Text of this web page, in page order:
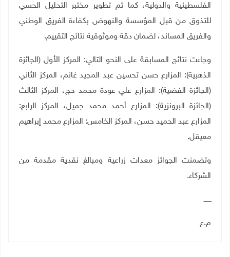
الفلسطينية والدولية، كما تم تطوير مختبر التحليل الحسي
للتذوق من قبل المؤسسة والنهوض بكفاءة الفريق الوطني
والفريق المساند، لضمان دقة وموثوقية نتائج التقييم.
وجاءت نتائج المسابقة على النحو التالي: المركز الأول (الجائزة
الذهبية): المزارع حسن تحسين عبد المجيد غانم، المركز الثاني
(الجائزة الفضية): المزارع علي عودة محمد حج، المركز الثالث
(الجائزة البرونزية): المزارع أحمد محمد جميل، المركز الرابع:
المزارع عبد الحميد حسن، المركز الخامس: المزارع محمد إبراهيم
معيقل.
وتضمنت الجوائز معدات زراعية ومبالغ نقدية مقدمة من
الشركاء.
ـــــــ
م.ع